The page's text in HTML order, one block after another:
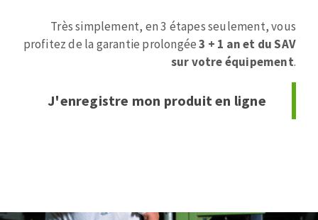
Brosses
Bandes sans fin
Aspirateurs
Perceuses
Très simplement, en 3 étapes seulement, vous
profitez de la garantie prolongée3 + 1 an et du SAV
sur votre équipement.
J'enregistre mon produit en ligne